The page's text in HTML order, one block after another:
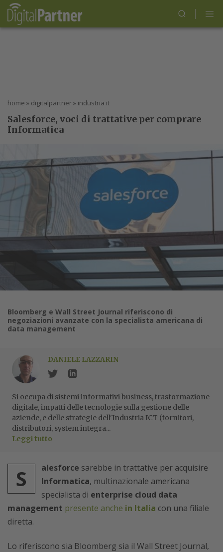
home » digitalpartner» industria it
Salesforce, voci di trattative per comprare
Informatica
Bloomberg e Wall Street Journal riferiscono di
negoziazioni avanzate con la specialista americana di
data management
DANIELE LAZZARIN
Si occupa di sistemi informativi business, trasformazione
digitale, impatti delle tecnologie sulla gestione delle
aziende, e delle strategie dell'Industria ICT (fornitori,
distributori, system integra...
Leggi tutto
S alesforce sarebbe in trattative per acquisire
Informatica, multinazionale americana
specialista di enterprise cloud data
management presente anche in Italia con una filiale
diretta.
Lo riferiscono sia Bloomberg sia il Wall Street Journal,